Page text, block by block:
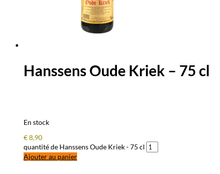
Hanssens Oude Kriek – 75 cl
En stock
€8,90
quantité de Hanssens Oude Kriek - 75 cl
Ajouter au panier